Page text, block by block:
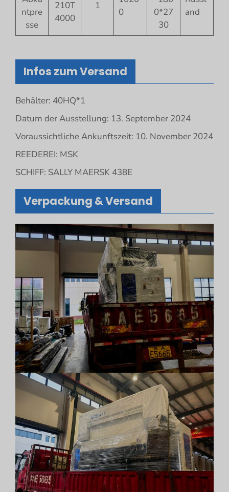
ntpre
sse
210T
4000
1
0
0*27
30
and
Infos zum Versand
Behälter: 40HQ*1
Datum der Ausstellung: 13. September 2024
Voraussichtliche Ankunftszeit: 10. November 2024
REEDEREI: MSK
SCHIFF: SALLY MAERSK 438E
Verpackung & Versand